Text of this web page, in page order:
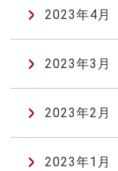
2023年4月
2023年3月
2023年2月
2023年1月